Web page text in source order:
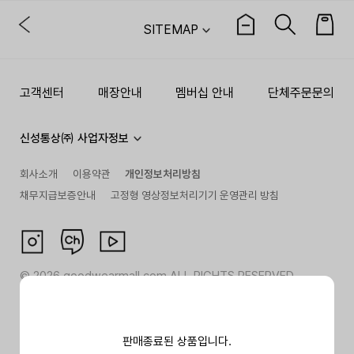
판매종료된 상품입니다.
SITEMAP
고객센터 매장안내 멤버십 안내 단체주문문의
신성통상㈜ 사업자정보
회사소개 이용약관
개인정보처리방침
채무지급보증안내
고정형 영상정보처리기기 운영관리 방침
©2026goodwearmall.com ALL RIGHTS RESERVED